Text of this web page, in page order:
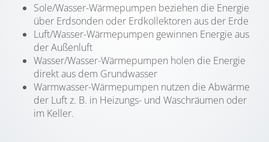
Sole/Wasser-Wärmepumpen beziehen die Energie
über Erdsonden oder Erdkollektoren aus der Erde
Luft/Wasser-Wärmepumpen gewinnen Energie aus
der Außenluft
Wasser/Wasser-Wärmepumpen holen die Energie
direkt aus dem Grundwasser
Warmwasser-Wärmepumpen nutzen die Abwärme
der Luft z. B. in Heizungs- und Waschräumen oder
im Keller.